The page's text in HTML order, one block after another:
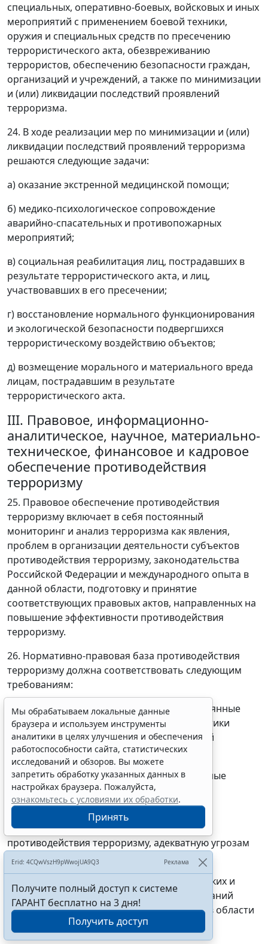
специальных, оперативно-боевых, войсковых и иных
мероприятий с применением боевой техники,
оружия и специальных средств по пресечению
террористического акта, обезвреживанию
террористов, обеспечению безопасности граждан,
организаций и учреждений, а также по минимизации
и (или) ликвидации последствий проявлений
терроризма.
24. В ходе реализации мер по минимизации и (или)
ликвидации последствий проявлений терроризма
решаются следующие задачи:
а) оказание экстренной медицинской помощи;
б) медико-психологическое сопровождение
аварийно-спасательных и противопожарных
мероприятий;
в) социальная реабилитация лиц, пострадавших в
результате террористического акта, и лиц,
участвовавших в его пресечении;
г) восстановление нормального функционирования
и экологической безопасности подвергшихся
террористическому воздействию объектов;
д) возмещение морального и материального вреда
лицам, пострадавшим в результате
террористического акта.
III. Правовое, информационно-
аналитическое, научное, материально-
техническое, финансовое и кадровое
обеспечение противодействия
терроризму
25. Правовое обеспечение противодействия
терроризму включает в себя постоянный
мониторинг и анализ терроризма как явления,
проблем в организации деятельности субъектов
противодействия терроризму, законодательства
Российской Федерации и международного опыта в
данной области, подготовку и принятие
соответствующих правовых актов, направленных на
повышение эффективности противодействия
терроризму.
26. Нормативно-правовая база противодействия
терроризму должна соответствовать следующим
требованиям:
а) гибко и адекватно реагировать на постоянные
изменения способов, форм, методов и тактики
деятельности субъектов террористической
деятельности;
б) учитывать международный опыт, реальные
социально-политические, национальные,
этноконфессиональные и другие факторы;
в) определять компетенцию субъектов
противодействия терроризму, адекватную угрозам
террористических актов;
г) устанавливать ответственность физических и
юридических лиц за несоблюдение требований
законодательства Российской Федерации в области
противодействия терроризму;
Мы обрабатываем локальные данные
браузера и используем инструменты
аналитики в целях улучшения и обеспечения
работоспособности сайта, статистических
исследований и обзоров. Вы можете
запретить обработку указанных данных в
настройках браузера. Пожалуйста,
ознакомьтесь с условиями их обработки.
Принять
Erid: 4CQwVszH9pWwojUA9Q3 Реклама
Получите полный доступ к системе
ГАРАНТ бесплатно на 3 дня!
Получить доступ